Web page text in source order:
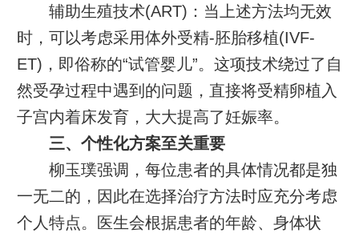
辅助生殖技术(ART)：当上述方法均无效
时，可以考虑采用体外受精-胚胎移植(IVF-
ET)，即俗称的“试管婴儿”。这项技术绕过了自
然受孕过程中遇到的问题，直接将受精卵植入
子宫内着床发育，大大提高了妊娠率。
三、个性化方案至关重要
柳玉璞强调，每位患者的具体情况都是独
一无二的，因此在选择治疗方法时应充分考虑
个人特点。医生会根据患者的年龄、身体状